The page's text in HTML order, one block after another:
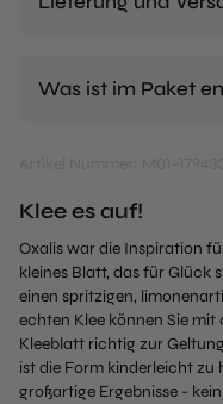
Was ist im Paket
Klee es auf!
Oxalis war die Inspiration
kleines Blatt, das für Glück
einen spritzigen,
echten Klee können Sie mit
Kleeblatt richtig zur
ist die Form kinderleicht zu
großartige Ergebnisse -